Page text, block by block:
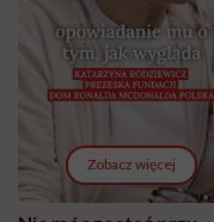
Zobacz więcej